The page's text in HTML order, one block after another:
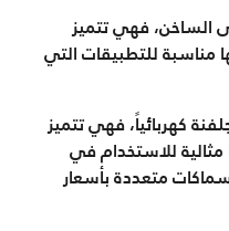
الساخن، فهي تتميز
مناسبة للتطبيقات التي
كهربائياً، فهي تتميز
مثالية للاستخدام في
متعددة بأسعار